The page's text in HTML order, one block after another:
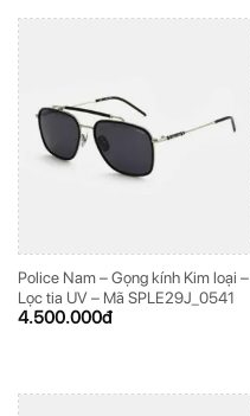
Police Nam – Gọng kính Kim loại –
Lọc tia UV – Mã SPLE29J_0541
4.500.000đ